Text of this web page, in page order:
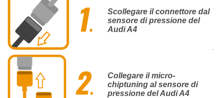
Scollegare il connettore dal
sensore di pressione del
Audi A4
Collegare il micro-
chiptuning al sensore di
pressione del Audi A4